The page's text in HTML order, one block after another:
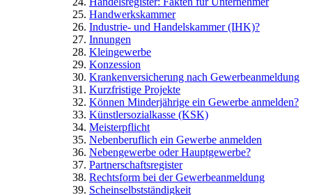
Handwerkskammer
Industrie- und Handelskammer (IHK)?
Innungen
Kleingewerbe
Konzession
Krankenversicherung nach Gewerbeanmeldung
Kurzfristige Projekte
Können Minderjährige ein Gewerbe anmelden?
Künstlersozialkasse (KSK)
Meisterpflicht
Nebenberuflich ein Gewerbe anmelden
Nebengewerbe oder Hauptgewerbe?
Partnerschaftsregister
Rechtsform bei der Gewerbeanmeldung
Scheinselbstständigkeit